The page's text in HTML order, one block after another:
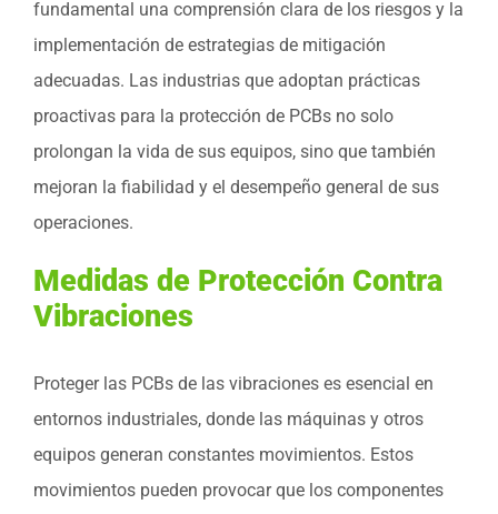
fundamental una comprensión clara de los riesgos y la
implementación de estrategias de mitigación
adecuadas. Las industrias que adoptan prácticas
proactivas para la protección de PCBs no solo
prolongan la vida de sus equipos, sino que también
mejoran la fiabilidad y el desempeño general de sus
operaciones.
Medidas de Protección Contra
Vibraciones
Proteger las PCBs de las vibraciones es esencial en
entornos industriales, donde las máquinas y otros
equipos generan constantes movimientos. Estos
movimientos pueden provocar que los componentes